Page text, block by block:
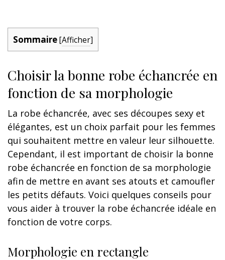
i
n
Sommaire[Afficher]
Choisir la bonne robe échancrée en
fonction de sa morphologie
La robe échancrée, avec ses découpes sexy et
élégantes, est un choix parfait pour les femmes
qui souhaitent mettre en valeur leur silhouette.
Cependant, il est important de choisir la bonne
robe échancrée en fonction de sa morphologie
afin de mettre en avant ses atouts et camoufler
les petits défauts. Voici quelques conseils pour
vous aider à trouver la robe échancrée idéale en
fonction de votre corps.
Morphologie en rectangle